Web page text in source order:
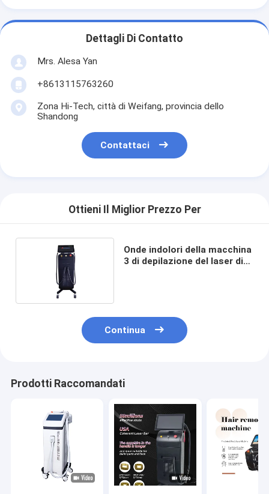
Dettagli Di Contatto
Mrs. Alesa Yan
+8613115763260
Zona Hi-Tech, città di Weifang, provincia dello
Shandong
Contattaci
Ottieni Il Miglior Prezzo Per
Onde indolori della macchina
3 di depilazione del laser di
Continua
Prodotti Raccomandati